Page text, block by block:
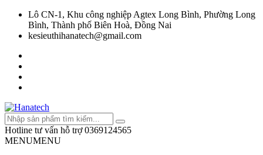
Lô CN-1, Khu công nghiệp Agtex Long Bình, Phường Long
Bình, Thành phố Biên Hoà, Đồng Nai
kesieuthihanatech@gmail.com
Hotline tư vấn hỗ trợ 0369124565
MENUMENU